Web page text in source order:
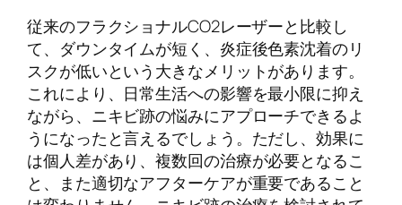
従来のフラクショナルCO2レーザーと比較し
て、ダウンタイムが短く、炎症後色素沈着のリ
スクが低いという大きなメリットがあります。
これにより、日常生活への影響を最小限に抑え
ながら、ニキビ跡の悩みにアプローチできるよ
うになったと言えるでしょう。ただし、効果に
は個人差があり、複数回の治療が必要となるこ
と、また適切なアフターケアが重要であること